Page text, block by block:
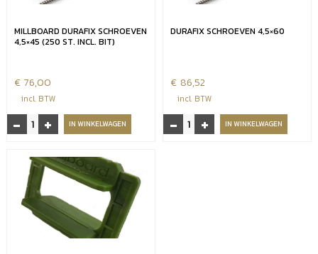
MILLBOARD DURAFIX SCHROEVEN
4,5×45 (250 ST. INCL. BIT)
€ 76,00
incl. BTW
-
Millboard
durafix
4,5x45
(250
incl.
+ IN WINKELWAGEN
DURAFIX SCHROEVEN 4,5×60
€ 86,52
incl. BTW
-
Durafix
schroeven
+ IN WINKELWAGEN